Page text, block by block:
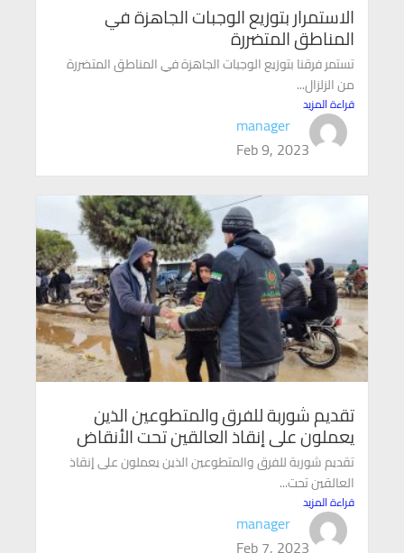
الاستمرار بتوزيع الوجبات الجاهزة في
المناطق المتضررة
تستمر فرقنا بتوزيع الوجبات الجاهزة في المناطق المتضررة
من الزلزال...
قراءة المزيد
manager
Feb 9, 2023
تقديم شوربة للفرق والمتطوعين الذين
يعملون على إنقاذ العالقين تحت الأنقاض
تقديم شوربة للفرق والمتطوعين الذين يعملون على إنقاذ
العالقين تحت...
قراءة المزيد
manager